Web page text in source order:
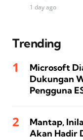
1 day ago
Trending
Microsoft
Dukungan
Pengguna
Mantap,
Akan Hadir